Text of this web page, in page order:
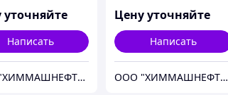
уточняйте
Написать
ООО "ХИММАШНЕФТЕГАЗ"
Цену уточняйте
Написать
ООО "ХИММАШНЕФТЕГАЗ"